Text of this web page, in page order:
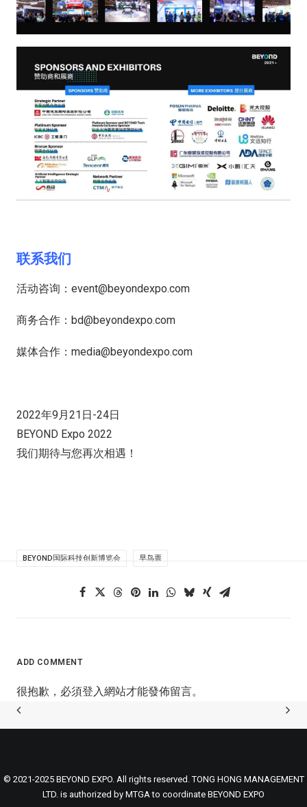
联系我们
活动咨询：event@beyondexpo.com
商务合作：bd@beyondexpo.com
媒体合作：media@beyondexpo.com
2022年9月21日-24日
BEYOND Expo 2022
我们期待与您再次相遇！
BEYOND国际科技创新博览会 早鸟票
ADD COMMENT
很抱歉，必須登入網站才能發佈留言。
© 2021-2025 BEYOND EXPO. All rights reserved. TONG HONG MANAGEMENT
LTD. is authorized by MTGA to coordinate BEYOND EXPO